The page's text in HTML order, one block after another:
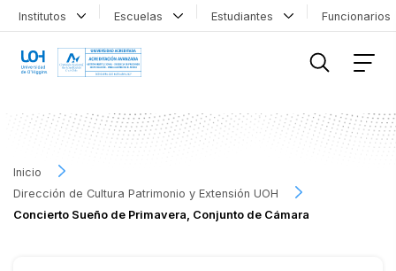
Institutos Escuelas Estudiantes
Inicio
Dirección de Cultura Patrimonio y Extensión UOH
Concierto Sueño de Primavera, Conjunto de Cámara